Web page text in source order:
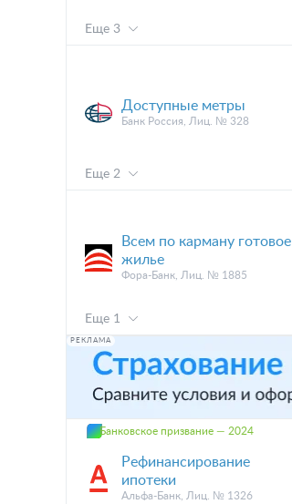
Еще 3
Доступные метры
Банк Россия, Лиц. № 328
Еще 2
Всем по карману готовое
жилье
Фора-Банк, Лиц. № 1885
Еще 1
РЕКЛАМА
Банковское призвание — 2024
Рефинансирование
ипотеки
Альфа-Банк, Лиц. № 1326